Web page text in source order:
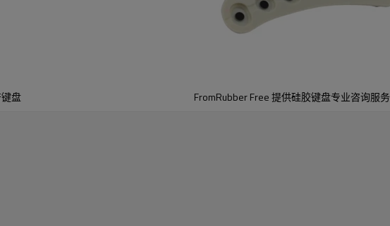
样化需求。以下详细介绍了我们服务的行业：
盘 FromRubber Free 提供硅胶键盘专业咨询服务